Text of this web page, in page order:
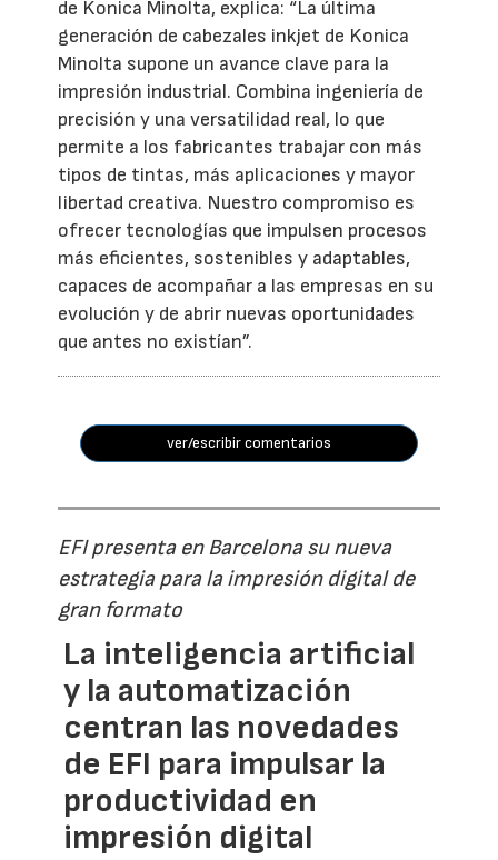
de Konica Minolta, explica: “La última
generación de cabezales inkjet de Konica
Minolta supone un avance clave para la
impresión industrial. Combina ingeniería de
precisión y una versatilidad real, lo que
permite a los fabricantes trabajar con más
tipos de tintas, más aplicaciones y mayor
libertad creativa. Nuestro compromiso es
ofrecer tecnologías que impulsen procesos
más eficientes, sostenibles y adaptables,
capaces de acompañar a las empresas en su
evolución y de abrir nuevas oportunidades
que antes no existían”.
ver/escribir comentarios
EFI presenta en Barcelona su nueva
estrategia para la impresión digital de
gran formato
La inteligencia artificial
y la automatización
centran las novedades
de EFI para impulsar la
productividad en
impresión digital